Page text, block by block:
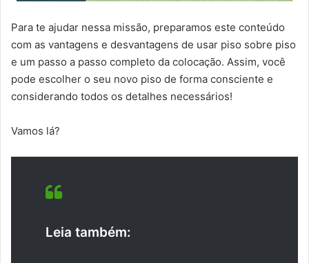
Para te ajudar nessa missão, preparamos este conteúdo
com as vantagens e desvantagens de usar piso sobre piso
e um passo a passo completo da colocação. Assim, você
pode escolher o seu novo piso de forma consciente e
considerando todos os detalhes necessários!
Vamos lá?
Leia também: